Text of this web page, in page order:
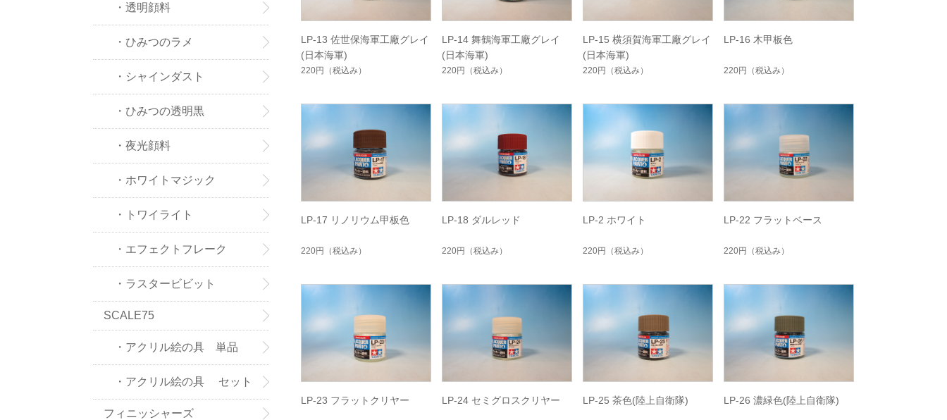
LP-13 佐世保海軍工廠グレイ
(日本海軍)
220円 （税込み）
LP-14 舞鶴海軍工廠グレイ
(日本海軍)
220円 （税込み）
LP-15 横須賀海軍工廠グレイ
(日本海軍)
220円 （税込み）
LP-16 木甲板色
220円 （税込み）
LP-17 リノリウム甲板色
220円 （税込み）
LP-18 ダルレッド
220円 （税込み）
LP-2 ホワイト
220円 （税込み）
LP-22 フラットベース
220円 （税込み）
LP-23 フラットクリヤー LP-24 セミグロスクリヤー LP-25 茶色(陸上自衛隊) LP-26 濃緑色(陸上自衛隊)
・透明顔料
・ひみつのラメ
・シャインダスト
・ひみつの透明黒
・夜光顔料
・ホワイトマジック
・トワイライト
・エフェクトフレーク
・ラスタービビット
SCALE75
・アクリル絵の具 単品
・アクリル絵の具 セット
フィニッシャーズ